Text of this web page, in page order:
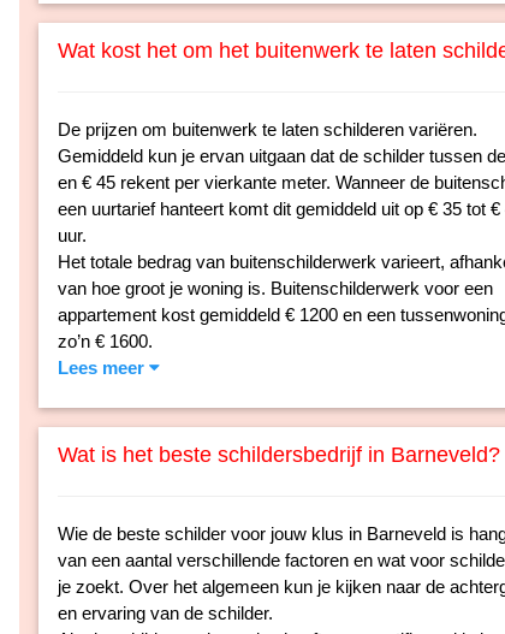
Wat kost het om het buitenwerk te laten
De prijzen om buitenwerk te laten schilderen variëren.
Gemiddeld kun je ervan uitgaan dat de schilder tussen
en € 45 rekent per vierkante meter. Wanneer de
een uurtarief hanteert komt dit gemiddeld uit op € 35 tot €
uur.
Het totale bedrag van buitenschilderwerk varieert,
van hoe groot je woning is. Buitenschilderwerk voor een
appartement kost gemiddeld € 1200 en een
zo’n € 1600.
Lees meer
Wat is het beste schildersbedrijf in Barneveld?
Wie de beste schilder voor jouw klus in Barneveld is
van een aantal verschillende factoren en wat voor
je zoekt. Over het algemeen kun je kijken naar de
en ervaring van de schilder.